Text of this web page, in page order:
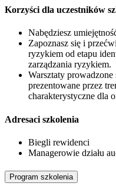
Korzyści dla uczestników
Nabędziesz
Zapoznasz się i
ryzykiem od etapu
zarządzania ryzykiem.
Warsztaty
prezentowane przez
charakterystyczne dla
Adresaci szkolenia
Biegli rewidenci
Managerowie działu
Program szkolenia